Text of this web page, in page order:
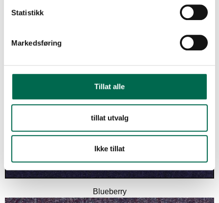
Statistikk
Markedsføring
Tillat alle
tillat utvalg
Ikke tillat
Blueberry